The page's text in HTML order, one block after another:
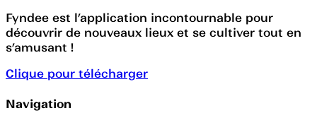
Fyndee est l’application incontournable pour
découvrir de nouveaux lieux et se cultiver tout en
s’amusant !
Clique pour télécharger
Navigation